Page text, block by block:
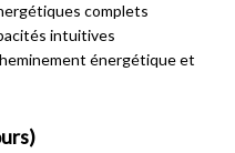
complets
intuitives
énergétique et